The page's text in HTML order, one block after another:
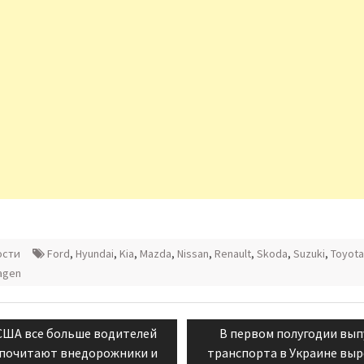
Ford, Hyundai, Kia, Mazda, Nissan, Renault, Skoda, Suzuki, Toyota
все больше водителей
внедорожники и
Next
post:
В первом полугодии
транспорта в Украине